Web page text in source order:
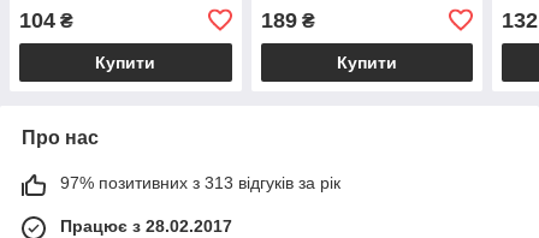
104 ₴
Купити
189₴
Купити
132
Про нас
97% позитивних з 313 відгуків за рік
Працює з 28.02.2017